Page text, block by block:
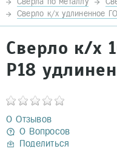
Сверло к/х удлиненное
Сверло к/х
Р18
0 Отзывов
0 Вопросов
Поделиться